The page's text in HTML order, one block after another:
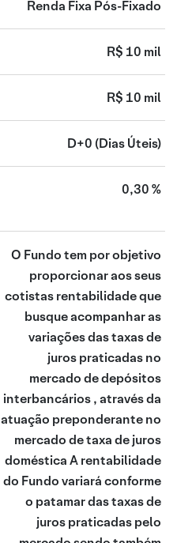
Renda Fixa Pós-Fixado
R$ 10 mil
R$ 10 mil
D+0 (Dias Úteis)
0,30 %
O Fundo tem por objetivo
proporcionar aos seus
cotistas rentabilidade que
busque acompanhar as
variações das taxas de
juros praticadas no
mercado de depósitos
interbancários , através da
atuação preponderante no
mercado de taxa de juros
doméstica A rentabilidade
do Fundo variará conforme
o patamar das taxas de
juros praticadas pelo